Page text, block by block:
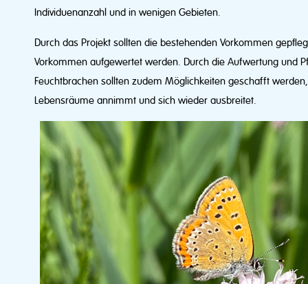
Individuenanzahl und in wenigen Gebieten.
Durch das Projekt sollten die bestehenden Vorkommen
Vorkommen aufgewertet werden. Durch die Aufwertung und
Feuchtbrachen sollten zudem Möglichkeiten geschafft
Lebensräume annimmt und sich wieder ausbreitet.